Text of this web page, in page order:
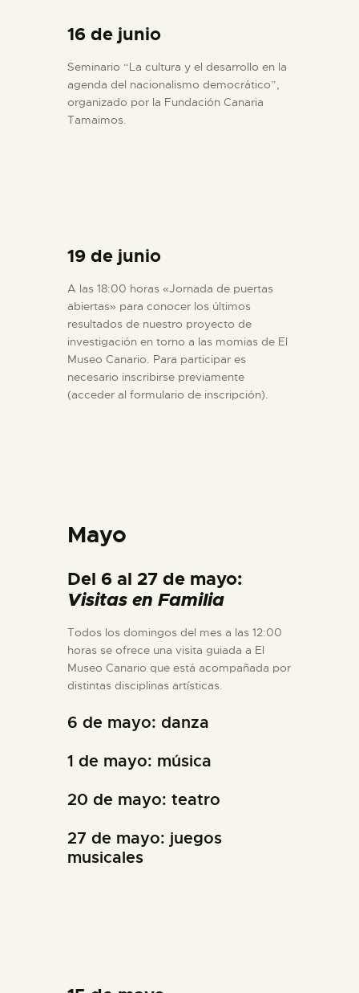
16 de junio
Seminario “La cultura y el desarrollo en la
agenda del nacionalismo democrático”,
organizado por la Fundación Canaria
Tamaimos.
19 de junio
A las 18:00 horas «Jornada de puertas
abiertas» para conocer los últimos
resultados de nuestro proyecto de
investigación en torno a las momias de El
Museo Canario. Para participar es
necesario inscribirse previamente
(acceder al formulario de inscripción).
Mayo
Del 6 al 27 de mayo:
Visitas en Familia
Todos los domingos del mes a las 12:00
horas se ofrece una visita guiada a El
Museo Canario que está acompañada por
distintas disciplinas artísticas.
6 de mayo: danza
1 de mayo: música
20 de mayo: teatro
27 de mayo: juegos
musicales